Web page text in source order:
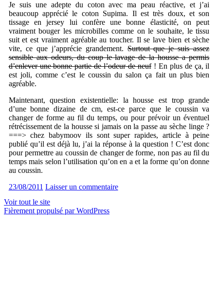
Je suis une adepte du coton avec ma peau réactive, et j’ai
beaucoup apprécié le coton Supima. Il est très doux, et son
tissage en jersey lui confère une bonne élasticité, on peut
vraiment bouger les microbilles comme on le souhaite, le tissu
suit et est vraiment agréable au toucher. Il se lave bien et sèche
vite, ce que j’apprécie grandement.Surtout que je suis assez
sensible aux odeurs, du coup le lavage de la housse a permis
d’enlever une bonne partie de l’odeur de neuf! En plus de ça, il
est joli, comme c’est le coussin du salon ça fait un plus bien
agréable.
Maintenant, question existentielle: la housse est trop grande
d’une bonne dizaine de cm, est-ce parce que le coussin va
changer de forme au fil du temps, ou pour prévoir un éventuel
rétrécissement de la housse si jamais on la passe au sèche linge ?
===> chez babymoov ils sont super rapides, article à peine
publié qu’il est déjà lu, j’ai la réponse à la question ! C’est donc
pour permettre au coussin de changer de forme, non pas au fil du
temps mais selon l’utilisation qu’on en a et la forme qu’on donne
au coussin.
23/08/2011 Laisser un commentaire
Voir tout le site
Fièrement propulsé par WordPress